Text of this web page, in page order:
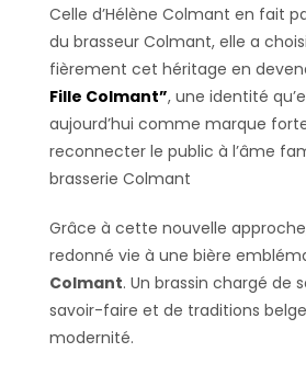
Celle d’Hélène Colmant en fait
du brasseur Colmant, elle a
fièrement cet héritage en
Fille Colmant”, une identité
aujourd’hui comme marque
reconnecter le public à l’âme
brasserie Colmant
Grâce à cette nouvelle
redonné vie à une bière
Colmant. Un brassin chargé de
savoir-faire et de traditions
modernité.